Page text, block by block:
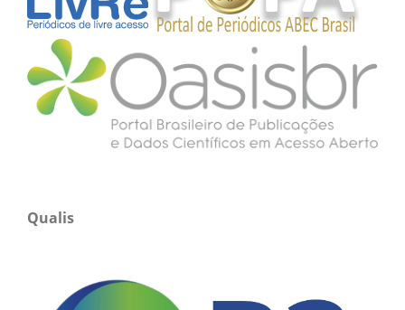
Qualis